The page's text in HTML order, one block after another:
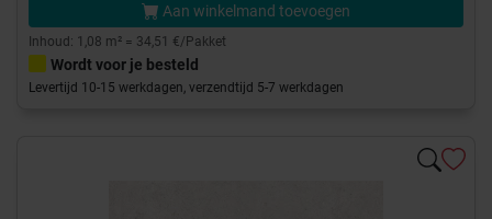
Aan winkelmand toevoegen
Inhoud: 1,08 m² = 34,51 €/Pakket
Wordt voor je besteld
Levertijd 10-15 werkdagen, verzendtijd 5-7 werkdagen